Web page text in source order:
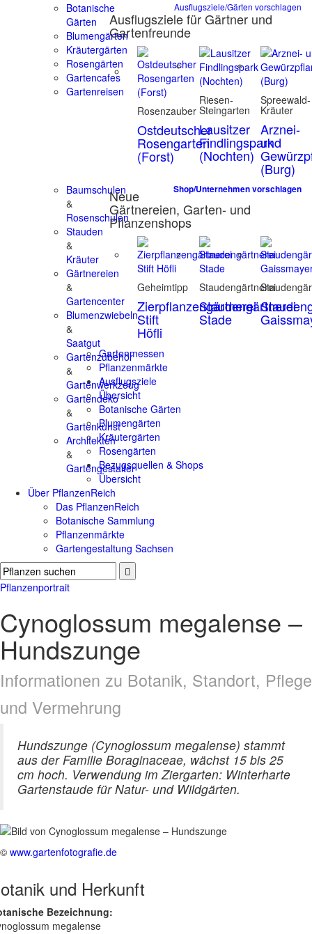
Botanische
Gärten
Blumengärten
Kräutergärten
Rosengärten
Gartencafes
Gartenreisen
Ausflugsziele/Gärten vorschlagen
Ausflugsziele für Gärtner und
Gartenfreunde
Rosenzauber
Ostdeutscher
Rosengarten
(Forst)
Riesen-
Steingarten
Lausitzer
Findlingspark
(Nochten)
Spreewald-
Kräuter
Arznei-
und
(Burg)
Baumschulen
&
Rosenschulen
Stauden
&
Kräuter
Gärtnereien
&
Gartencenter
Blumenzwiebeln
&
Saatgut
Gartenzubehör
&
Gartenwerkzeug
Gartendeko
&
Gartenkunst
Architekten
&
Gartengestalter
Shop/Unternehmen vorschlagen
Neue
Gärtnereien, Garten- und
Pflanzenshops
Geheimtipp
Zierpflanzengärtnerei
Stift
Höfli
Staudengärtnerei
Staudengärtnerei
Stade
Gartenmessen
Pflanzenmärkte
Ausflugsziele
Übersicht
Botanische Gärten
Blumengärten
Kräutergärten
Rosengärten
Bezugsquellen & Shops
Übersicht
Über PflanzenReich
Das PflanzenReich
Botanische Sammlung
Pflanzenmärkte
Gartengestaltung Sachsen
Pflanzenportrait
Cynoglossum megalense –
Hundszunge
Informationen zu Botanik, Standort, Pflege
und Vermehrung
Hundszunge (Cynoglossum megalense) stammt
aus der Familie Boraginaceae, wächst 15 bis 25
cm hoch. Verwendung im Ziergarten: Winterharte
Gartenstaude für Natur- und Wildgärten.
© www.gartenfotografie.de
und Herkunft
Bezeichnung:
megalense